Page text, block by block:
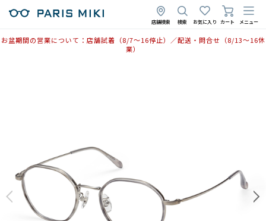
店舗検索 検索 お気に入り カート メニュー
お盆期間の営業について：店舗試着（8/7〜16停止）／配送・問合せ（8/13〜16休
業）